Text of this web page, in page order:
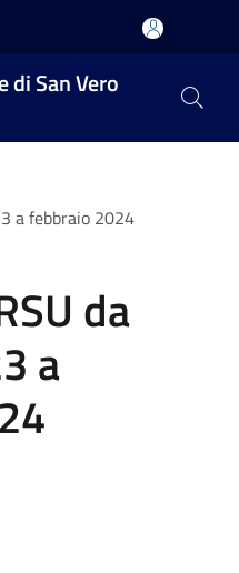
di San Vero
a febbraio 2024
da
a